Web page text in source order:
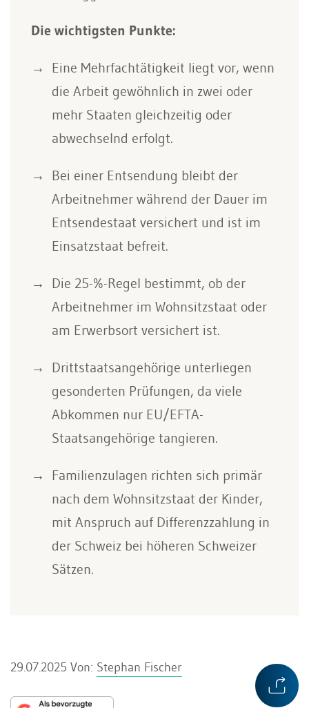
Die wichtigsten Punkte:
Eine Mehrfachtätigkeit liegt vor, wenn
die Arbeit gewöhnlich in zwei oder
mehr Staaten gleichzeitig oder
abwechselnd erfolgt.
Bei einer Entsendung bleibt der
Arbeitnehmer während der Dauer im
Entsendestaat versichert und ist im
Einsatzstaat befreit.
Die 25-%-Regel bestimmt, ob der
Arbeitnehmer im Wohnsitzstaat oder
am Erwerbsort versichert ist.
Drittstaatsangehörige unterliegen
gesonderten Prüfungen, da viele
Abkommen nur EU/EFTA-
Staatsangehörige tangieren.
Familienzulagen richten sich primär
nach dem Wohnsitzstaat der Kinder,
mit Anspruch auf Differenzzahlung in
der Schweiz bei höheren Schweizer
Sätzen.
29.07.2025 Von: Stephan Fischer